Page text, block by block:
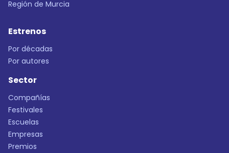
Región de Murcia
Estrenos
Por décadas
Por autores
Sector
Compañías
Festivales
Escuelas
Empresas
Premios